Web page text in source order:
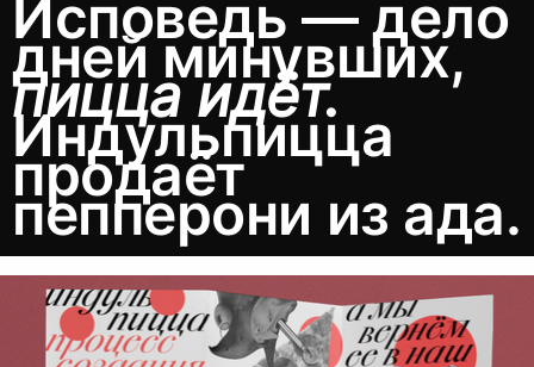
Исповедь — дело
дней минувших,
пицца идёт.
Индульпицца
продаёт
пепперони из ада.